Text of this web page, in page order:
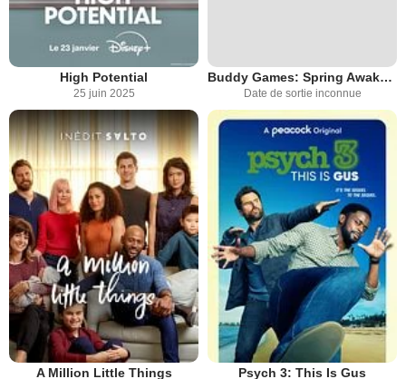
High Potential
25 juin 2025
Buddy Games: Spring Awakening
Date de sortie inconnue
A Million Little Things Psych 3: This Is Gus